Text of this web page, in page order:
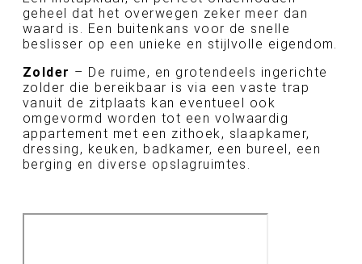
geheel dat het overwegen zeker meer dan
waard is. Een buitenkans voor de snelle
beslisser op een unieke en stijlvolle eigendom.
Zolder – De ruime, en grotendeels ingerichte
zolder die bereikbaar is via een vaste trap
vanuit de zitplaats kan eventueel ook
omgevormd worden tot een volwaardig
appartement met een zithoek, slaapkamer,
dressing, keuken, badkamer, een bureel, een
berging en diverse opslagruimtes.